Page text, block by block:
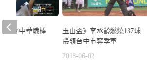
玉山盃》李丞齡燃燒137球
帶領台中市奪季軍
2018-06-02
10/14中華職棒